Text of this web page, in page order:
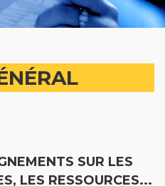
SUR LES
LES RESSOURCES...